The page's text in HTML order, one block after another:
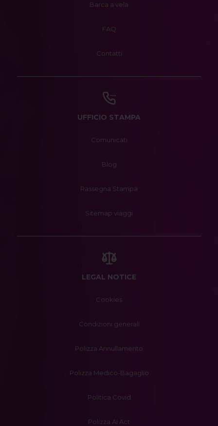
Barca a vela
FAQ
Contatti
UFFICIO STAMPA
Comunicati
Blog
Rassegna Stampa
Sitemap viaggi
LEGAL NOTICE
Cookies
Condizioni generali
Polizza Annullamento
Polizza Medico-Bagaglio
Politica Covid
Polizza AI Act